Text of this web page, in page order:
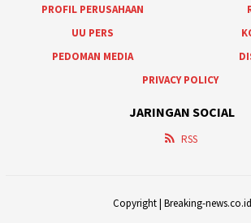
PROFIL PERUSAHAAN
UU PERS
PEDOMAN MEDIA
PRIVACY POLICY
JARINGAN SOCIAL
RSS
Copyright | Breaking-news.co.id